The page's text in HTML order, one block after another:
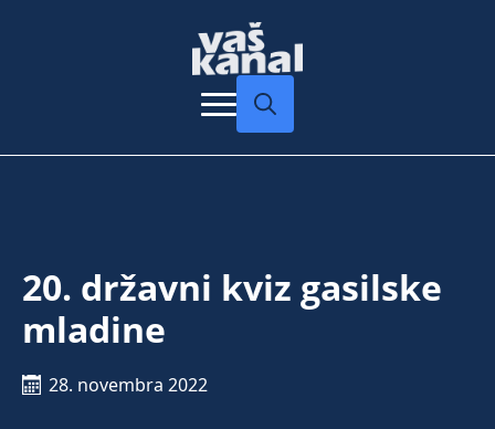
20. državni kviz gasilske
mladine
28. novembra 2022